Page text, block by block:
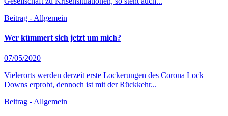
Beitrag - Allgemein
Wer kümmert sich jetzt um mich?
07/05/2020
Vielerorts werden derzeit erste Lockerungen des Corona Lock
Downs erprobt, dennoch ist mit der Rückkehr...
Beitrag - Allgemein